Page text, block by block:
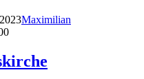
Maximilian